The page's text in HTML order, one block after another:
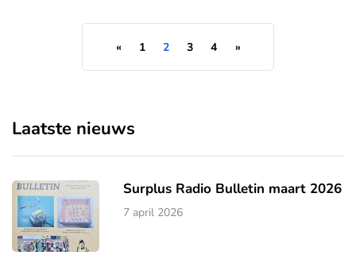
« 1 2 3 4 »
Laatste nieuws
Surplus Radio Bulletin maart 2026
7 april 2026